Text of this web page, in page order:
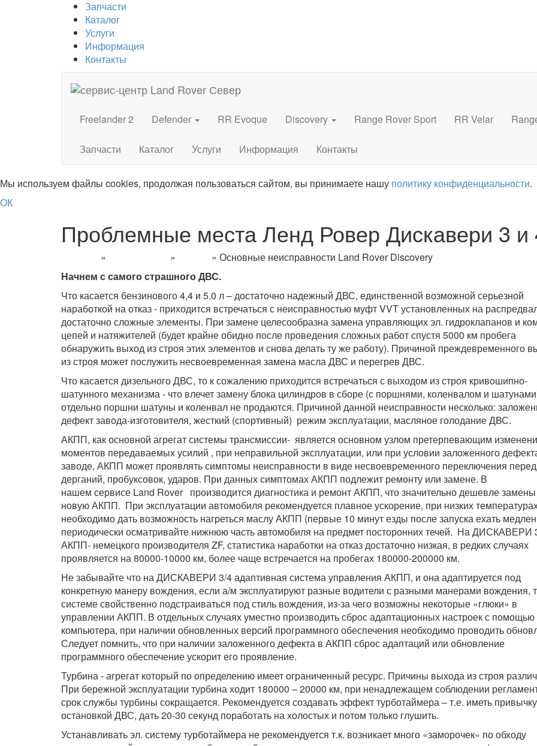
Запчасти
Каталог
Услуги
Информация
Контакты
Freelander 2 Defender RR Evoque Discovery Range Rover Sport RR Velar
Запчасти Каталог Услуги Информация Контакты
Мы используем файлы cookies, продолжая пользоваться сайтом, вы принимаете нашу политику конфиденциальности.
ОК
Проблемные места Ленд Ровер Дискавери 3 и
» » » Основные неисправности Land Rover Discovery
Начнем с самого страшного ДВС.
Что касается бензинового 4,4 и 5.0 л – достаточно надежный ДВС, единственной возможной серьезной
наработкой на отказ - приходится встречаться с неисправностью муфт VVT установленных на
достаточно сложные элементы. При замене целесообразна замена управляющих эл. гидроклапанов и
цепей и натяжителей (будет крайне обидно после проведения сложных работ спустя 5000 км пробега
обнаружить выход из строя этих элементов и снова делать ту же работу). Причиной преждевременного
из строя может послужить несвоевременная замена масла ДВС и перегрев ДВС.
Что касается дизельного ДВС, то к сожалению приходится встречаться с выходом из строя кривошипно-
шатунного механизма - что влечет замену блока цилиндров в сборе (с поршнями, коленвалом и
отдельно поршни шатуны и коленвал не продаются. Причиной данной неисправности несколько:
дефект завода-изготовителя, жесткий (спортивный) режим эксплуатации, масляное голодание ДВС.
АКПП, как основной агрегат системы трансмиссии- является основном узлом претерпевающим
моментов передаваемых усилий , при неправильной эксплуатации, или при условии заложенного
заводе, АКПП может проявлять симптомы неисправности в виде несвоевременного переключения
дерганий, пробуксовок, ударов. При данных симптомах АКПП подлежит ремонту или замене. В
нашем сервисе Land Rover производится диагностика и ремонт АКПП, что значительно дешевле
новую АКПП. При эксплуатации автомобиля рекомендуется плавное ускорение, при низких
необходимо дать возможность нагреться маслу АКПП (первые 10 минут езды после запуска ехать
периодически осматривайте нижнюю часть автомобиля на предмет посторонних течей. На ДИСКАВЕРИ
АКПП- немецкого производителя ZF, статистика наработки на отказ достаточно низкая, в редких случаях
проявляется на 80000-10000 км, более чаще встречается на пробегах 180000-200000 км.
Не забывайте что на ДИСКАВЕРИ 3/4 адаптивная система управления АКПП, и она адаптируется под
конкретную манеру вождения, если а/м эксплуатируют разные водители с разными манерами вождения,
системе свойственно подстраиваться под стиль вождения, из-за чего возможны некоторые «глюки» в
управлении АКПП. В отдельных случаях уместно производить сброс адаптационных настроек с помощью
компьютера, при наличии обновленных версий программного обеспечения необходимо проводить
Следует помнить, что при наличии заложенного дефекта в АКПП сброс адаптаций или обновление
программного обеспечение ускорит его проявление.
Турбина - агрегат который по определению имеет ограниченный ресурс. Причины выхода из строя
При бережной эксплуатации турбина ходит 180000 – 20000 км, при ненадлежащем соблюдении
срок службы турбины сокращается. Рекомендуется создавать эффект турботаймера – т.е. иметь
остановкой ДВС, дать 20-30 секунд поработать на холостых и потом только глушить.
Устанавливать эл. систему турботаймера не рекомендуется т.к. возникает много «заморочек» по обходу